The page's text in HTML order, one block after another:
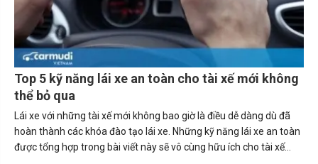
Top 5 kỹ năng lái xe an toàn cho tài xế mới không
thể bỏ qua
Lái xe với những tài xế mới không bao giờ là điều dễ dàng dù đã
hoàn thành các khóa đào tạo lái xe. Những kỹ năng lái xe an toàn
được tổng hợp trong bài viết này sẽ vô cùng hữu ích cho tài xế